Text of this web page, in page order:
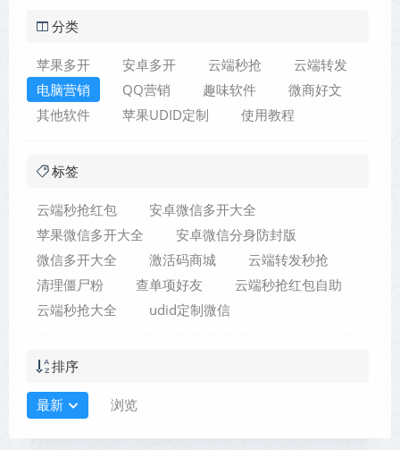
分类
苹果多开 安卓多开 云端秒抢
云端转发
电脑营销
QQ营销 趣味软件
微商好文
其他软件
苹果UDID定制 使用教程
标签
云端秒抢红包
安卓微信多开大全
苹果微信多开大全
安卓微信分身防封版
微信多开大全
激活码商城
云端转发秒抢
清理僵尸粉
查单项好友
云端秒抢红包自助
云端秒抢大全
udid定制微信
排序
最新 浏览